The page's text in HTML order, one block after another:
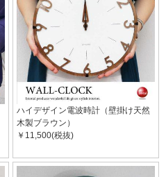
ハイデザイン電波時計（壁掛け天然
木製ブラウン）
￥11,500(税抜)